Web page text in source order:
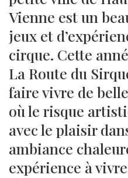
Vienne est un
jeux et
cirque. Cette
La Route du
faire vivre de
où le risque
avec le plaisir
ambiance
expérience à